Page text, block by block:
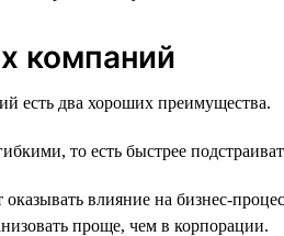
компаний
есть два хороших преимущества.
то есть быстрее
влияние на бизнес-
проще, чем в корпорации.